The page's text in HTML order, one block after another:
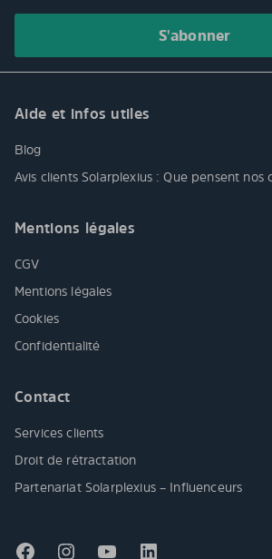
Aide et infos utiles
Blog
Avis clients Solarplexius : Que pensent nos
Mentions légales
CGV
Mentions légales
Cookies
Confidentialité
Contact
Services clients
Droit de rétractation
Partenariat Solarplexius – Influenceurs